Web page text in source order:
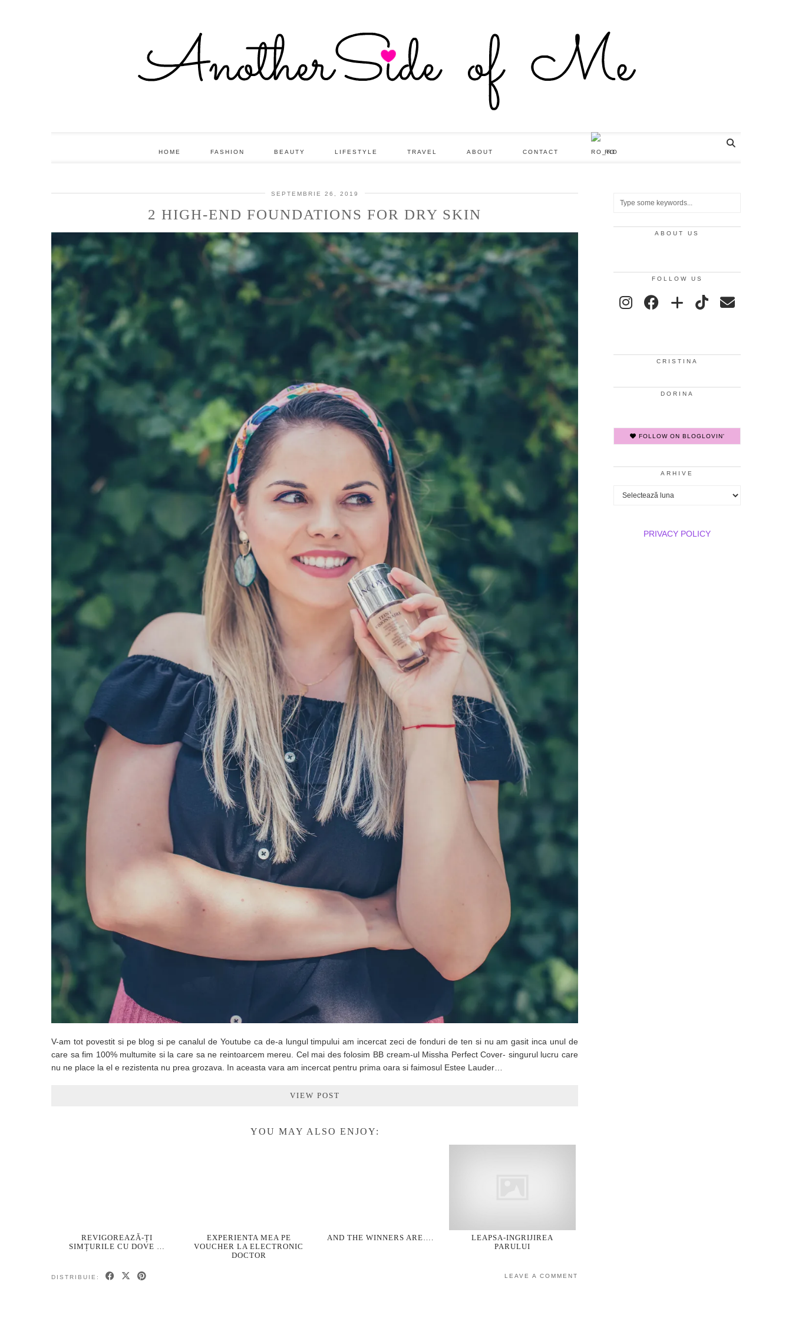
HOME FASHION BEAUTY LIFESTYLE TRAVEL ABOUT CONTACT RO
SEPTEMBRIE 26, 2019
2 HIGH-END FOUNDATIONS FOR DRY SKIN
V-am tot povestit si pe blog si pe canalul de Youtube ca de-a lungul timpului am incercat zeci de fonduri de ten si nu am gasit inca unul de
care sa fim 100% multumite si la care sa ne reintoarcem mereu. Cel mai des folosim BB cream-ul Missha Perfect Cover- singurul lucru care
nu ne place la el e rezistenta nu prea grozava. In aceasta vara am incercat pentru prima oara si faimosul Estee Lauder…
VIEW POST
YOU MAY ALSO ENJOY:
REVIGOREAZĂ-ȚI
SIMȚURILE CU DOVE …
EXPERIENTA MEA PE
VOUCHER LA ELECTRONIC
DOCTOR
AND THE WINNERS ARE….
LEAPSA-INGRIJIREA
PARULUI
DISTRIBUIE: LEAVE A COMMENT
ABOUT US
FOLLOW US
CRISTINA
DORINA
FOLLOW ON BLOGLOVIN'
ARHIVE
Arhive
PRIVACY POLICY